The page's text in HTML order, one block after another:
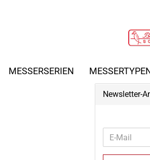
MESSERSERIEN
Newsletter-
WEITER
ZUR
E-
Mail